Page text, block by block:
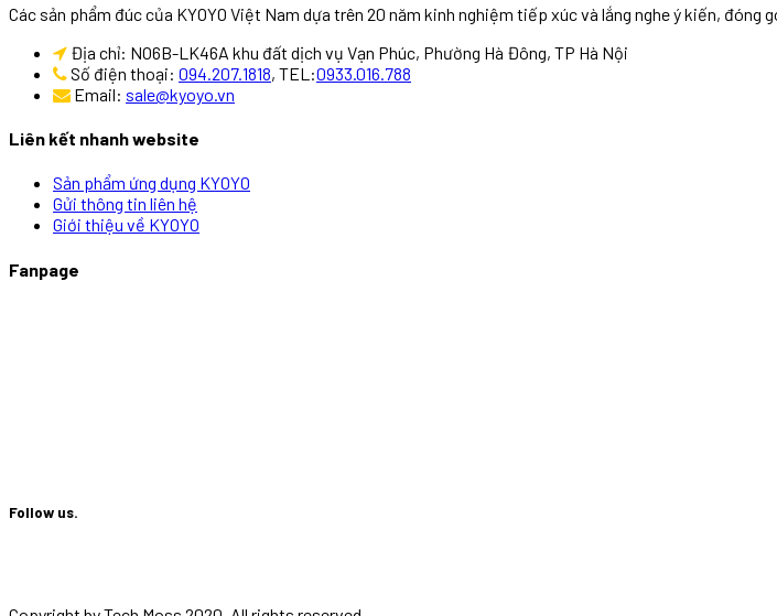
Các sản phẩm đúc của KYOYO Việt Nam dựa trên 20 năm kinh nghiệm tiếp xúc và lắng nghe ý kiến,
Địa chỉ: NO6B-LK46A khu đất dịch vụ Vạn Phúc, Phường Hà Đông, TP Hà Nội
Số điện thoại: 094.207.1818, TEL:0933.016.788
Email: sale@kyoyo.vn
Liên kết nhanh website
Sản phẩm ứng dụng KYOYO
Gửi thông tin liên hệ
Giới thiệu về KYOYO
Fanpage
Follow us.